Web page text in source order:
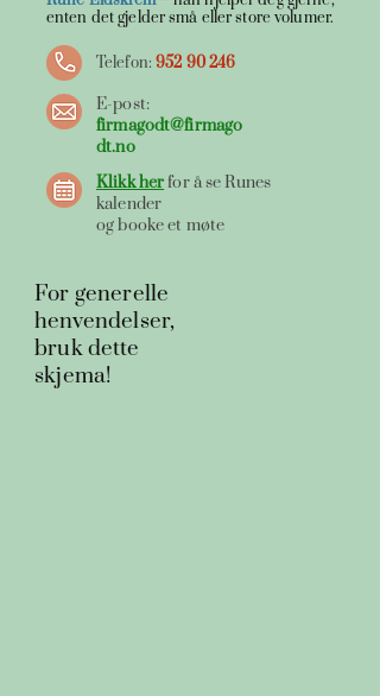
enten det gjelder små eller store volumer.
Telefon:952 90 246
E-post:
firmagodt@firmago
dt.no
Klikk herfor å se Runes
kalender
og booke et møte
For generelle
henvendelser,
bruk dette
skjema!